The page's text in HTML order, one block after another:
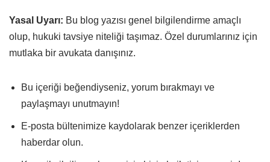
Yasal Uyarı: Bu blog yazısı genel bilgilendirme amaçlı
olup, hukuki tavsiye niteliği taşımaz. Özel durumlarınız için
mutlaka bir avukata danışınız.
Bu içeriği beğendiyseniz, yorum bırakmayı ve
paylaşmayı unutmayın!
E-posta bültenimize kaydolarak benzer içeriklerden
haberdar olun.